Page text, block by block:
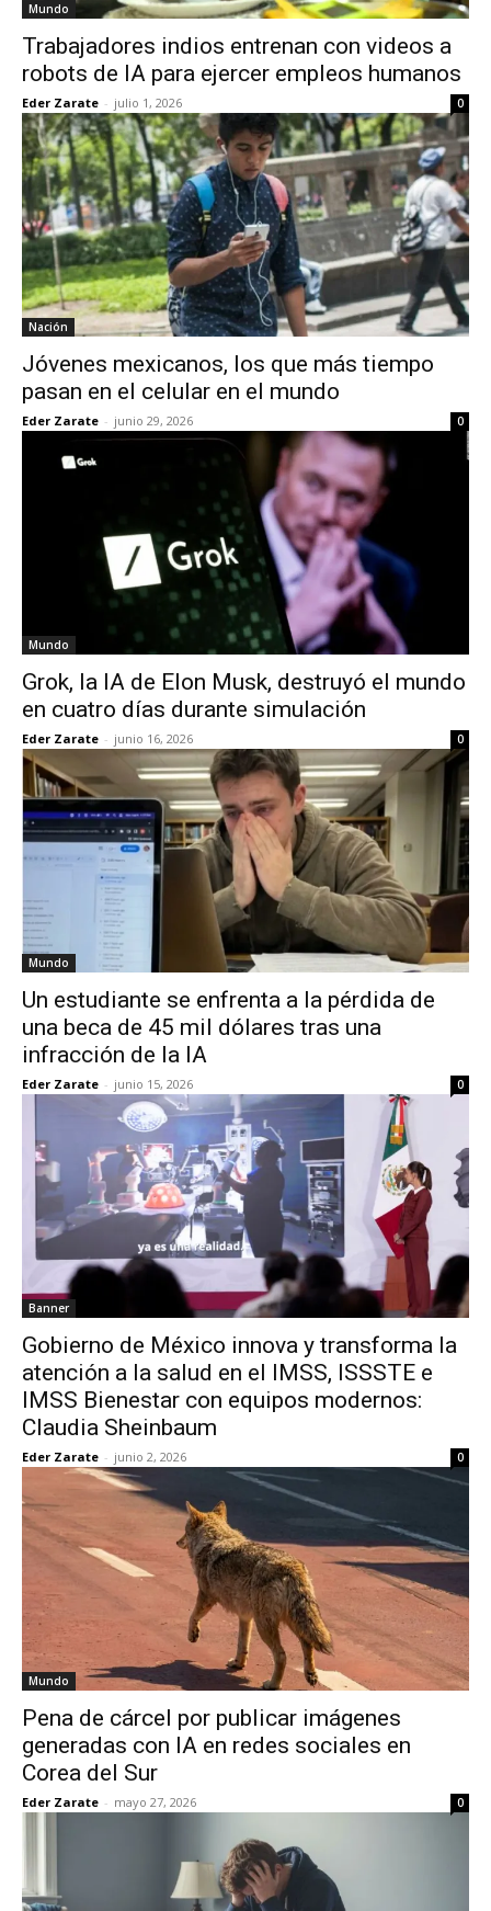
Mundo
Trabajadores indios entrenan con videos a
robots de IA para ejercer empleos humanos
Eder Zarate - julio 1, 2026 0
Nación
Jóvenes mexicanos, los que más tiempo
pasan en el celular en el mundo
Eder Zarate - junio 29, 2026 0
Mundo
Grok, la IA de Elon Musk, destruyó el mundo
en cuatro días durante simulación
Eder Zarate - junio 16, 2026 0
Mundo
Un estudiante se enfrenta a la pérdida de
una beca de 45 mil dólares tras una
infracción de la IA
Eder Zarate - junio 15, 2026 0
Banner
Gobierno de México innova y transforma la
atención a la salud en el IMSS, ISSSTE e
IMSS Bienestar con equipos modernos:
Claudia Sheinbaum
Eder Zarate - junio 2, 2026 0
Mundo
Pena de cárcel por publicar imágenes
generadas con IA en redes sociales en
Corea del Sur
Eder Zarate - mayo 27, 2026 0